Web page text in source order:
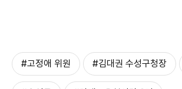
#고정애 위원 #김대권 수성구청장